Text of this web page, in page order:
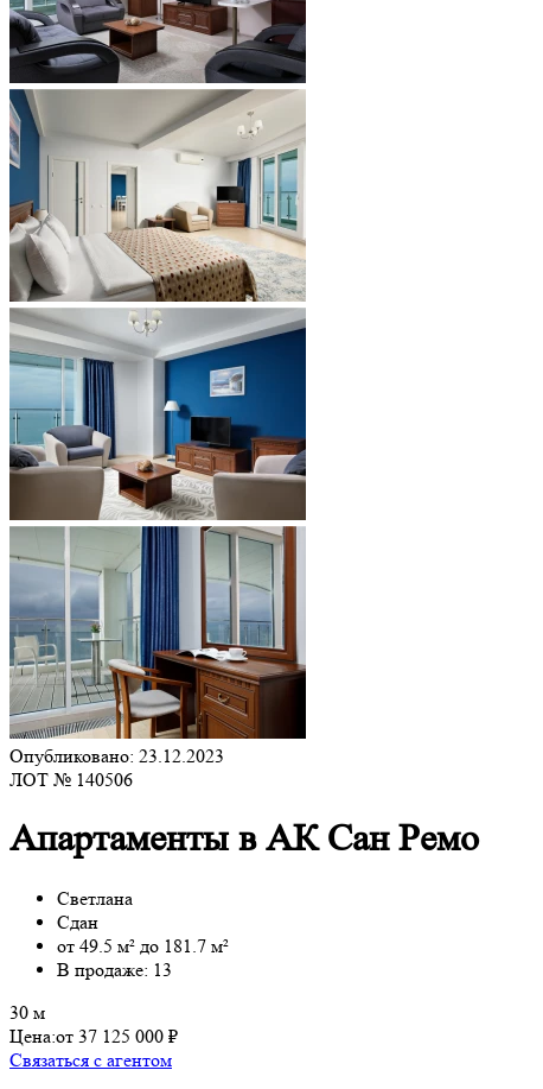
Опубликовано: 23.12.2023
ЛОТ № 140506
Апартаменты в АК Сан Ремо
Светлана
Сдан
от 49.5 м² до 181.7 м²
В продаже: 13
30 м
Цена:от 37 125 000 ₽
Связаться с агентом